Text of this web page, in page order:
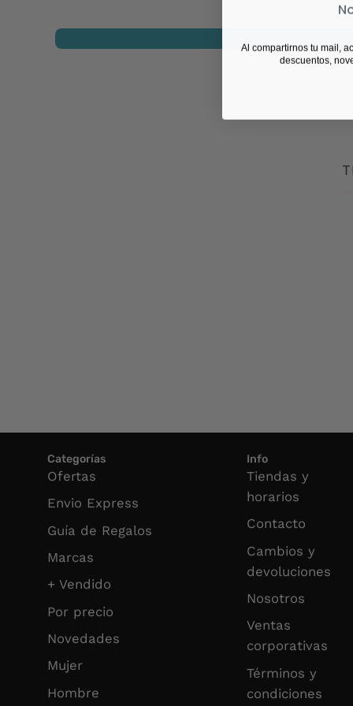
Categorías
Ofertas
Envio Express
Guía de Regalos
Marcas
+ Vendido
Por precio
Novedades
Mujer
Hombre
Info
Tiendas y
horarios
Contacto
Cambios y
devoluciones
Nosotros
Ventas
corporativas
Términos y
condiciones
Al compartirnos tu mail,
descuentos,